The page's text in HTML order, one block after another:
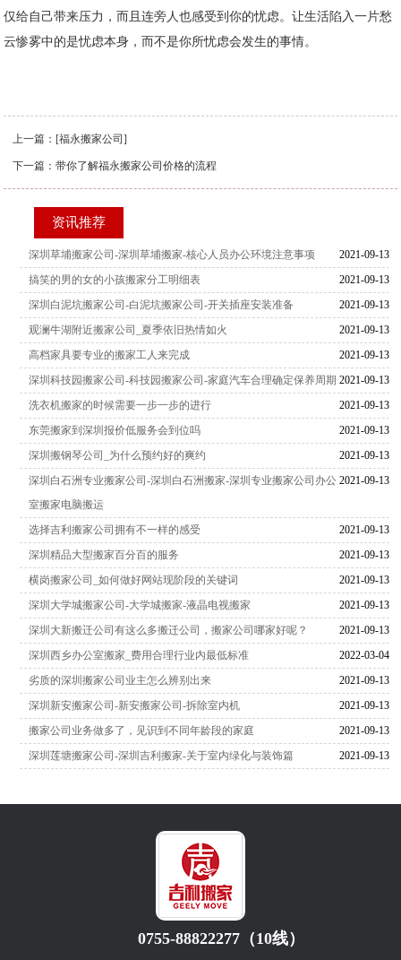
仅给自己带来压力，而且连旁人也感受到你的忧虑。让生活陷入一片愁
云惨雾中的是忧虑本身，而不是你所忧虑会发生的事情。
上一篇： [福永搬家公司]
下一篇：带你了解福永搬家公司价格的流程
资讯推荐
2021-09-13
深圳草埔搬家公司-深圳草埔搬家-核心人员办公环境注意事项
2021-09-13
搞笑的男的女的小孩搬家分工明细表
2021-09-13
深圳白泥坑搬家公司-白泥坑搬家公司-开关插座安装准备
2021-09-13
观澜牛湖附近搬家公司_夏季依旧热情如火
2021-09-13
高档家具要专业的搬家工人来完成
2021-09-13
深圳科技园搬家公司-科技园搬家公司-家庭汽车合理确定保养周期
2021-09-13
洗衣机搬家的时候需要一步一步的进行
2021-09-13
东莞搬家到深圳报价低服务会到位吗
2021-09-13
深圳搬钢琴公司_为什么预约好的爽约
2021-09-13
深圳白石洲专业搬家公司-深圳白石洲搬家-深圳专业搬家公司办公
室搬家电脑搬运
2021-09-13
选择吉利搬家公司拥有不一样的感受
2021-09-13
深圳精品大型搬家百分百的服务
2021-09-13
横岗搬家公司_如何做好网站现阶段的关键词
2021-09-13
深圳大学城搬家公司-大学城搬家-液晶电视搬家
2021-09-13
深圳大新搬迁公司有这么多搬迁公司，搬家公司哪家好呢？
2022-03-04
深圳西乡办公室搬家_费用合理行业内最低标准
2021-09-13
劣质的深圳搬家公司业主怎么辨别出来
2021-09-13
深圳新安搬家公司-新安搬家公司-拆除室内机
2021-09-13
搬家公司业务做多了，见识到不同年龄段的家庭
2021-09-13
深圳莲塘搬家公司-深圳吉利搬家-关于室内绿化与装饰篇
0755-88822277（10线）